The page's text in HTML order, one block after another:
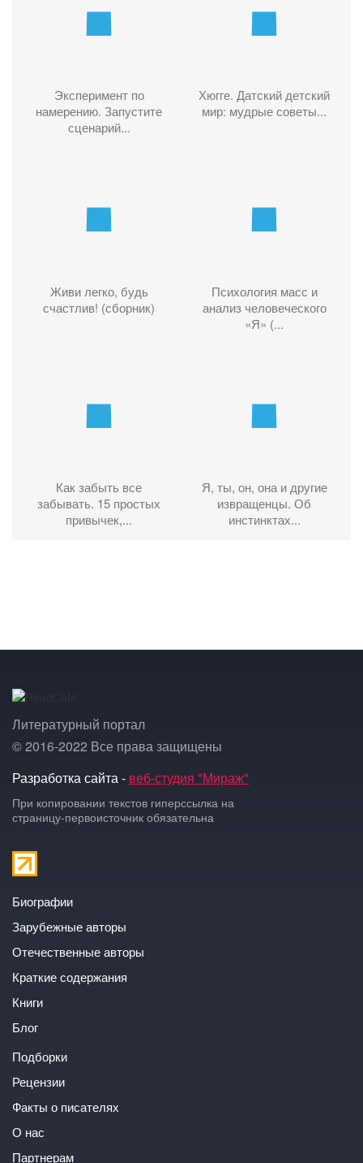
Эксперимент по
намерению. Запустите
сценарий...
Хюгге. Датский детский
мир: мудрые советы...
Живи легко, будь
счастлив! (сборник)
Психология масс и
анализ человеческого
«Я» (...
Как забыть все
забывать. 15 простых
привычек,...
Я, ты, он, она и другие
извращенцы. Об
инстинктах...
Литературный портал
© 2016-2022 Все права защищены
Разработка сайта - веб-студия "Мираж"
При копировании текстов гиперссылка на
страницу-первоисточник обязательна
Биографии
Зарубежные авторы
Отечественные авторы
Краткие содержания
Книги
Блог
Подборки
Рецензии
Факты о писателях
О нас
Партнерам